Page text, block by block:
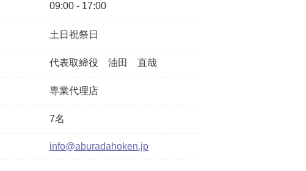
09:00 - 17:00
土日祝祭日
代表取締役 油田 直哉
専業代理店
7名
info@aburadahoken.jp